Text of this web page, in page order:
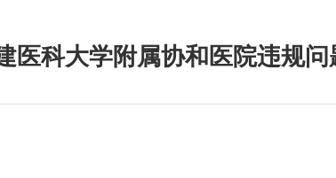
医科大学附属协和医院违规